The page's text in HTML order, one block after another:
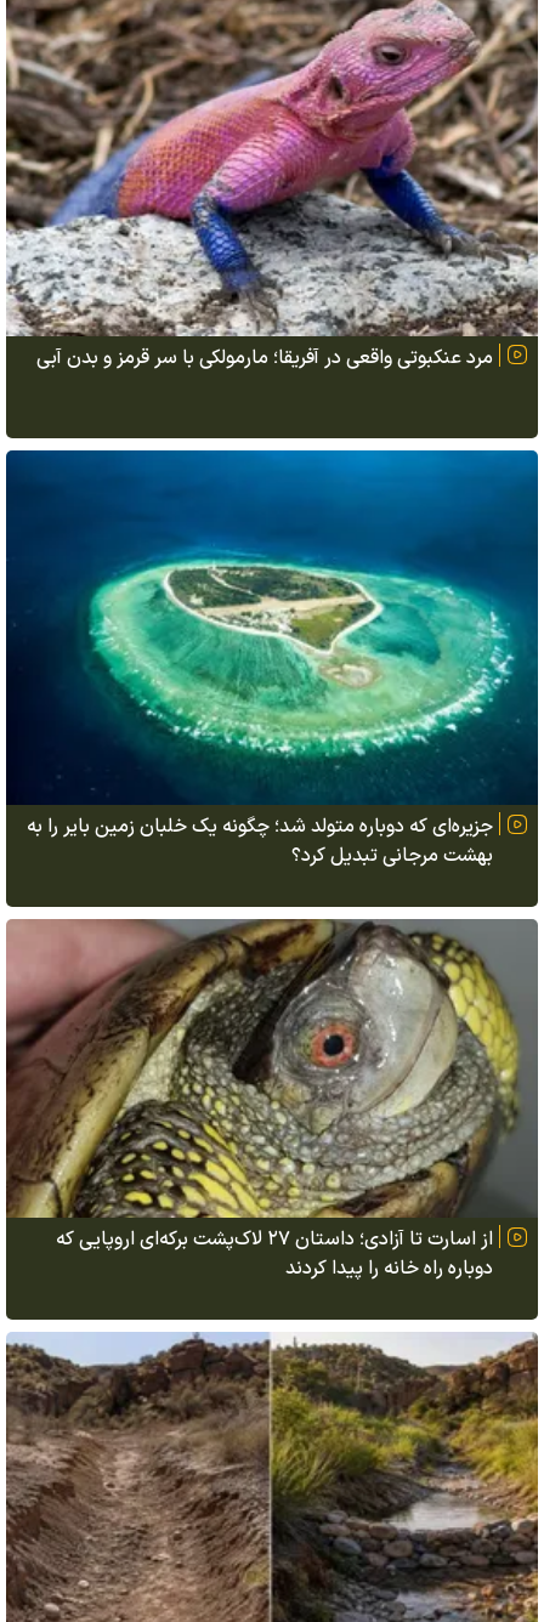
مرد عنکبوتی واقعی در آفریقا؛ مارمولکی با سر قرمز و بدن آبی
جزیره‌ای که دوباره متولد شد؛ چگونه یک خلبان زمین بایر را به
بهشت مرجانی تبدیل کرد؟
از اسارت تا آزادی؛ داستان ۲۷ لاک‌پشت برکه‌ای اروپایی که
دوباره راه خانه را پیدا کردند